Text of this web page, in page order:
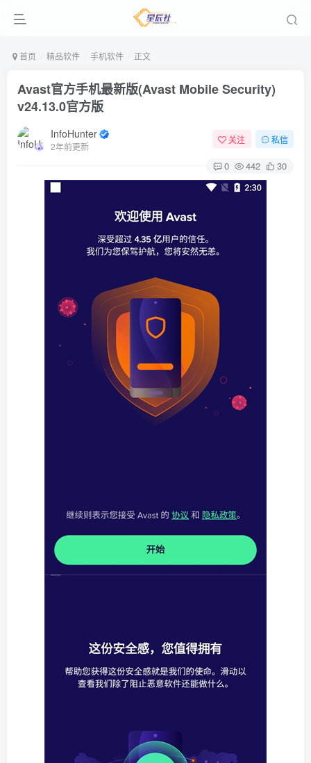
首页 精品软件 手机软件 正文
Avast官方手机最新版(Avast Mobile Security)
v24.13.0官方版
InfoHunter
2年前更新
关注 私信
0 442 30